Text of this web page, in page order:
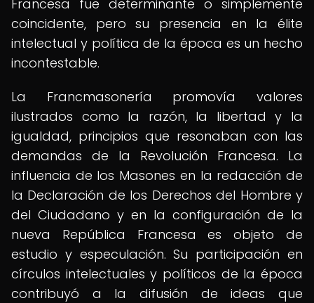
Francesa fue determinante o simplemente
coincidente, pero su presencia en la élite
intelectual y política de la época es un hecho
incontestable.
La Francmasonería promovía valores
ilustrados como la razón, la libertad y la
igualdad, principios que resonaban con las
demandas de la Revolución Francesa. La
influencia de los Masones en la redacción de
la Declaración de los Derechos del Hombre y
del Ciudadano y en la configuración de la
nueva República Francesa es objeto de
estudio y especulación. Su participación en
círculos intelectuales y políticos de la época
contribuyó a la difusión de ideas que